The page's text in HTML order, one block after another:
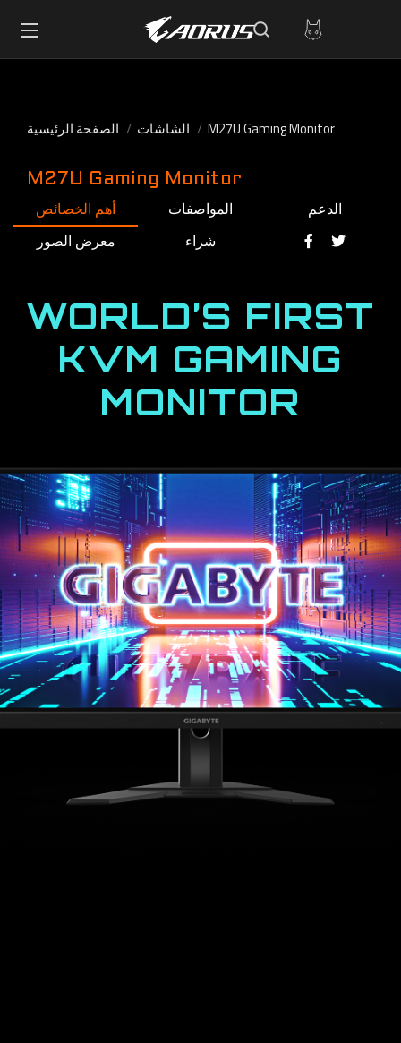
الصفحة الرئيسية الشاشات M27U Gaming Monitor
M27U Gaming Monitor
أهم الخصائص المواصفات
الدعم
معرض الصور
شراء
WORLD’S FIRST
KVM GAMING
MONITOR